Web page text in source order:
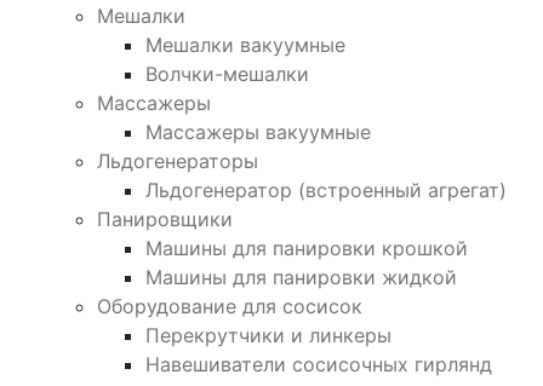
Мешалки
Мешалки вакуумные
Волчки-мешалки
Массажеры
Массажеры вакуумные
Льдогенераторы
Льдогенератор (встроенный агрегат)
Панировщики
Машины для панировки крошкой
Машины для панировки жидкой
Оборудование для сосисок
Перекрутчики и линкеры
Навешиватели сосисочных гирлянд